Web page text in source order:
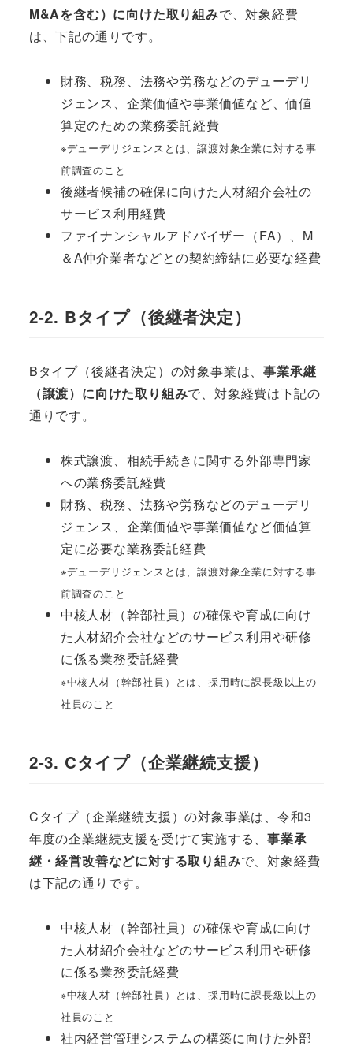
M&Aを含む）に向けた取り組みで、対象経費
は、下記の通りです。
財務、税務、法務や労務などのデューデリ
ジェンス、企業価値や事業価値など、価値
算定のための業務委託経費
※デューデリジェンスとは、譲渡対象企業に対する事
前調査のこと
後継者候補の確保に向けた人材紹介会社の
サービス利用経費
ファイナンシャルアドバイザー（FA）、M
＆A仲介業者などとの契約締結に必要な経費
2-2. Bタイプ（後継者決定）
Bタイプ（後継者決定）の対象事業は、事業承継
（譲渡）に向けた取り組みで、対象経費は下記の
通りです。
株式譲渡、相続手続きに関する外部専門家
への業務委託経費
財務、税務、法務や労務などのデューデリ
ジェンス、企業価値や事業価値など価値算
定に必要な業務委託経費
※デューデリジェンスとは、譲渡対象企業に対する事
前調査のこと
中核人材（幹部社員）の確保や育成に向け
た人材紹介会社などのサービス利用や研修
に係る業務委託経費
※中核人材（幹部社員）とは、採用時に課長級以上の
社員のこと
2-3. Cタイプ（企業継続支援）
Cタイプ（企業継続支援）の対象事業は、令和3
年度の企業継続支援を受けて実施する、事業承
継・経営改善などに対する取り組みで、対象経費
は下記の通りです。
中核人材（幹部社員）の確保や育成に向け
た人材紹介会社などのサービス利用や研修
に係る業務委託経費
※中核人材（幹部社員）とは、採用時に課長級以上の
社員のこと
社内経営管理システムの構築に向けた外部